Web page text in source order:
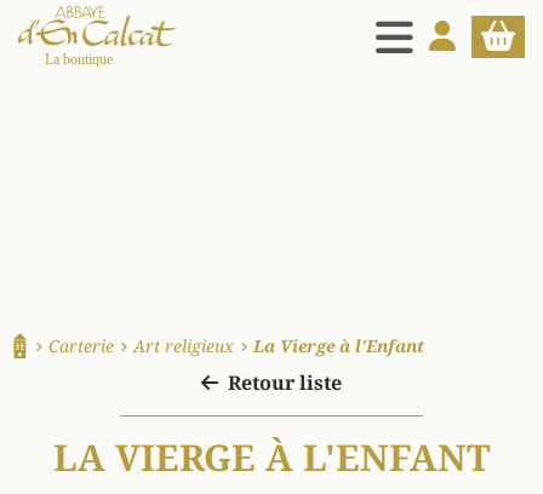
MENU
MON PANIER
Carterie Art religieux La Vierge à l'Enfant
Retour liste
LA VIERGE À L'ENFANT